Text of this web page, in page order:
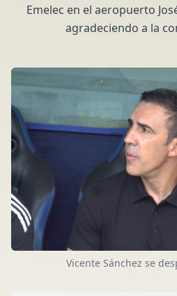
Emelec en el aeropuerto
agradeciendo a la
Vicente Sánchez se